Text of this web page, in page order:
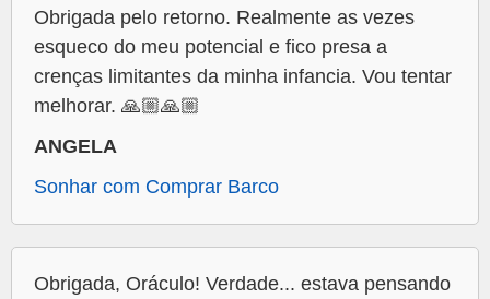
Obrigada pelo retorno. Realmente as vezes
esqueco do meu potencial e fico presa a
crenças limitantes da minha infancia. Vou tentar
melhorar. 🙏🏼🙏🏼
ANGELA
Sonhar com Comprar Barco
Obrigada, Oráculo! Verdade... estava pensando